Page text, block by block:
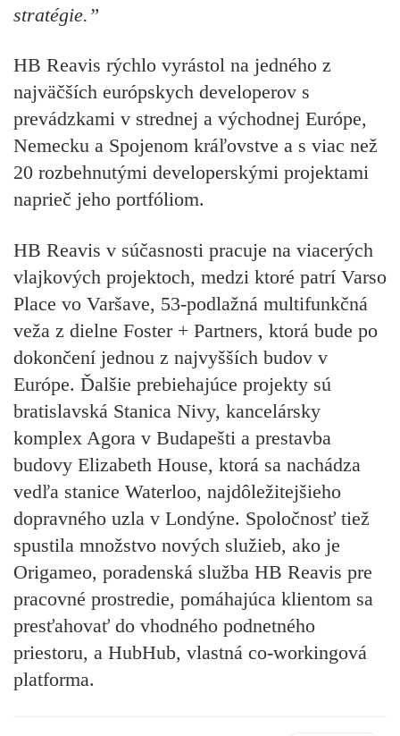
stratégie.”
HB Reavis rýchlo vyrástol na jedného z
najväčších európskych developerov s
prevádzkami v strednej a východnej Európe,
Nemecku a Spojenom kráľovstve a s viac než
20 rozbehnutými developerskými projektami
naprieč jeho portfóliom.
HB Reavis v súčasnosti pracuje na viacerých
vlajkových projektoch, medzi ktoré patrí Varso
Place vo Varšave, 53-podlažná multifunkčná
veža z dielne Foster + Partners, ktorá bude po
dokončení jednou z najvyšších budov v
Európe. Ďalšie prebiehajúce projekty sú
bratislavská Stanica Nivy, kancelársky
komplex Agora v Budapešti a prestavba
budovy Elizabeth House, ktorá sa nachádza
vedľa stanice Waterloo, najdôležitejšieho
dopravného uzla v Londýne. Spoločnosť tiež
spustila množstvo nových služieb, ako je
Origameo, poradenská služba HB Reavis pre
pracovné prostredie, pomáhajúca klientom sa
presťahovať do vhodného podnetného
priestoru, a HubHub, vlastná co-workingová
platforma.